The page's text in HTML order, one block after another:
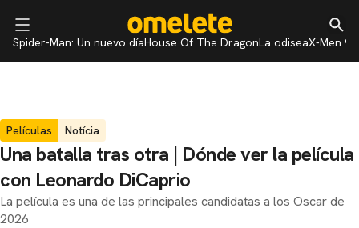
Spider-Man: Un nuevo díaHouse Of The DragonLa odiseaX-Men 97
Películas Notícia
Una batalla tras otra | Dónde ver la película
con Leonardo DiCaprio
La película es una de las principales candidatas a los Oscar de
2026